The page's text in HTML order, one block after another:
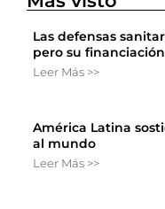
Las defensas
pero su
Leer Más >>
América Latina
al mundo
Leer Más >>